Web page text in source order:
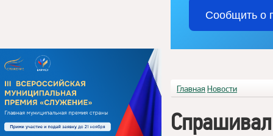
Сообщить о
Главная Новости